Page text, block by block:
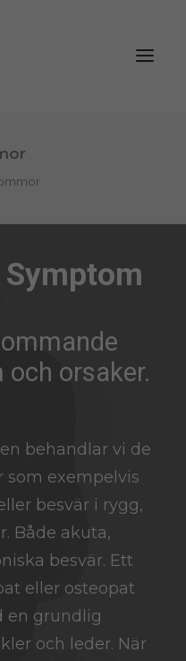
och orsaker.
behandlar vi de
som exempelvis
besvär i rygg,
Både akuta,
besvär. Ett
eller osteopat
en grundlig
och leder. När